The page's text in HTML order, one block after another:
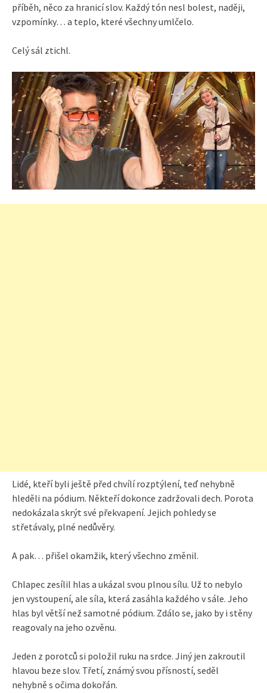
příběh, něco za hranicí slov. Každý tón nesl bolest, naději,
vzpomínky… a teplo, které všechny umlčelo.
Celý sál ztichl.
Lidé, kteří byli ještě před chvílí rozptýlení, teď nehybně
hleděli na pódium. Někteří dokonce zadržovali dech. Porota
nedokázala skrýt své překvapení. Jejich pohledy se
střetávaly, plné nedůvěry.
A pak… přišel okamžik, který všechno změnil.
Chlapec zesílil hlas a ukázal svou plnou sílu. Už to nebylo
jen vystoupení, ale síla, která zasáhla každého v sále. Jeho
hlas byl větší než samotné pódium. Zdálo se, jako by i stěny
reagovaly na jeho ozvěnu.
Jeden z porotců si položil ruku na srdce. Jiný jen zakroutil
hlavou beze slov. Třetí, známý svou přísností, seděl
nehybně s očima dokořán.